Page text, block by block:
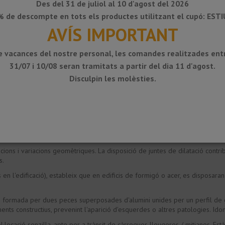
134 mm 12,5 mm estriat
12,5 mm
144 mm 12,5 mm estriat
i variacions geomètriques. La disposició de juntes de dilatació
en l'edificació), estableix que en edificis de formigó o acer, es
formada per dues peces superposades d'alumini unides per un perfil
constructius, prevenint l'aparició d'esquerdes o altres patologies.
Des del 31 de juliol al 10 d'agost del 2026
de descompte en tots els productes utilitzant el cupó:
AVÍS IMPORTANT
vacances del nostre personal, les comandes realitzades
31/07 i 10/08 seran tramitats a partir del dia 11 d'agost.
Disculpin les molèsties.